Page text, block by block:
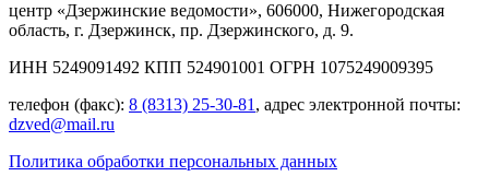
центр «Дзержинские ведомости», 606000, Нижегородская
область, г. Дзержинск, пр. Дзержинского, д. 9.
ИНН 5249091492 КПП 524901001 ОГРН 1075249009395
телефон (факс): 8 (8313) 25-30-81 , адрес электронной почты:
dzved@mail.ru
Политика обработки персональных данных